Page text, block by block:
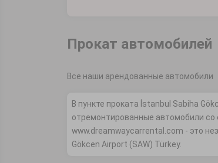
Прокат автомобилей
Все наши арендованные автомобили
В пункте проката İstanbul Sabiha
отремонтированные автомобили со
www.dreamwaycarrental.com - это
Gökcen Airport (SAW) Türkey.